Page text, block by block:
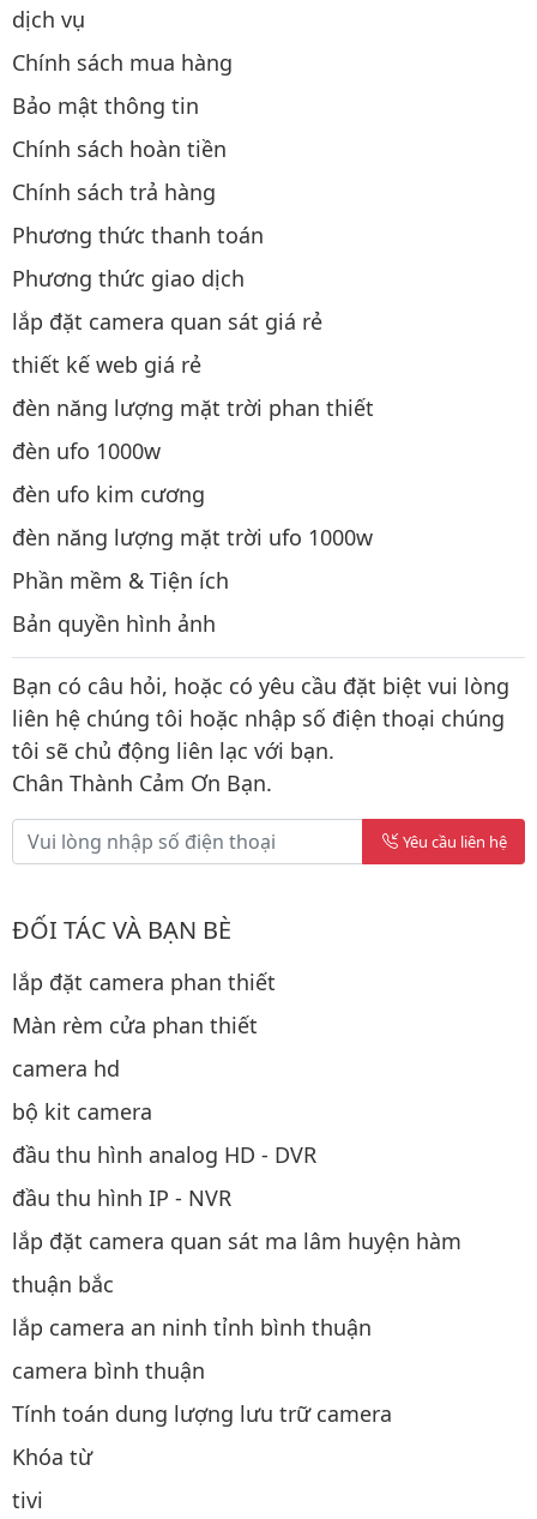
dịch vụ
Chính sách mua hàng
Bảo mật thông tin
Chính sách hoàn tiền
Chính sách trả hàng
Phương thức thanh toán
Phương thức giao dịch
lắp đặt camera quan sát giá rẻ
thiết kế web giá rẻ
đèn năng lượng mặt trời phan thiết
đèn ufo 1000w
đèn ufo kim cương
đèn năng lượng mặt trời ufo 1000w
Phần mềm & Tiện ích
Bản quyền hình ảnh
Bạn có câu hỏi, hoặc có yêu cầu đặt biệt vui lòng
liên hệ chúng tôi hoặc nhập số điện thoại chúng
tôi sẽ chủ động liên lạc với bạn.
Chân Thành Cảm Ơn Bạn.
Yêu cầu liên hệ
ĐỐI TÁC VÀ BẠN BÈ
lắp đặt camera phan thiết
Màn rèm cửa phan thiết
camera hd
bộ kit camera
đầu thu hình analog HD - DVR
đầu thu hình IP - NVR
lắp đặt camera quan sát ma lâm huyện hàm
thuận bắc
lắp camera an ninh tỉnh bình thuận
camera bình thuận
Tính toán dung lượng lưu trữ camera
Khóa từ
tivi